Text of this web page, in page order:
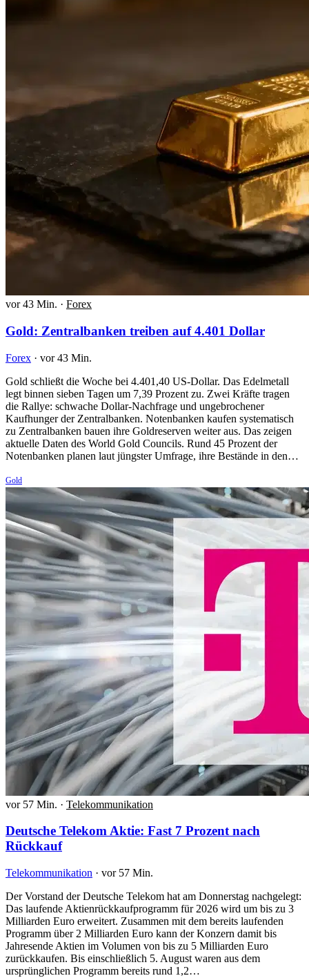
vor 43 Min. · Forex
Gold: Zentralbanken treiben auf 4.401 Dollar
Forex · vor 43 Min.
Gold schließt die Woche bei 4.401,40 US-Dollar. Das Edelmetall
legt binnen sieben Tagen um 7,39 Prozent zu. Zwei Kräfte tragen
die Rallye: schwache Dollar-Nachfrage und ungebrochener
Kaufhunger der Zentralbanken. Notenbanken kaufen systematisch
zu Zentralbanken bauen ihre Goldreserven weiter aus. Das zeigen
aktuelle Daten des World Gold Councils. Rund 45 Prozent der
Notenbanken planen laut jüngster Umfrage, ihre Bestände in den…
Gold
vor 57 Min. · Telekommunikation
Deutsche Telekom Aktie: Fast 7 Prozent nach
Rückkauf
Telekommunikation · vor 57 Min.
Der Vorstand der Deutsche Telekom hat am Donnerstag nachgelegt:
Das laufende Aktienrückkaufprogramm für 2026 wird um bis zu 3
Milliarden Euro erweitert. Zusammen mit dem bereits laufenden
Programm über 2 Milliarden Euro kann der Konzern damit bis
Jahresende Aktien im Volumen von bis zu 5 Milliarden Euro
zurückkaufen. Bis einschließlich 5. August waren aus dem
ursprünglichen Programm bereits rund 1,2…